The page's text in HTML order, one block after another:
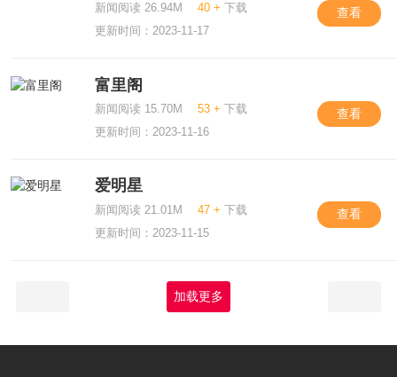
新闻阅读 26.94M 40 + 下载
更新时间：2023-11-17
查看
富里阁
新闻阅读 15.70M 53 + 下载
更新时间：2023-11-16
查看
爱明星
新闻阅读 21.01M 47 + 下载
更新时间：2023-11-15
查看
加载更多